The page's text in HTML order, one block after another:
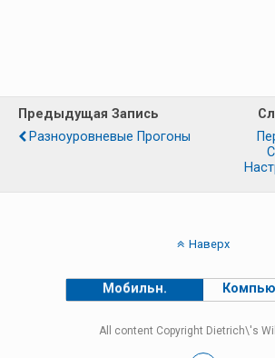
Предыдущая Запись
Разноуровневые Прогоны
Наверх
Мобильн.
All content Copyright Dietrich\'s